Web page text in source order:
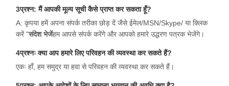
3प्रश्न: मैं आपकी मूल्य सूची कैसे प्राप्त कर सकता हूँ?
A: कृपया हमें अपना संपर्क तरीका छोड़ दें जैसे ईमेल/MSN/Skype/ या क्लिक
करें "संदेश भेजेंहम आपसे संपर्क करेंगे और आपको हमारे उद्धरण पत्रक भेजेंगे।
4प्रश्नः क्या आप हमारे लिए परिवहन की व्यवस्था कर सकते हैं?
एकः हाँ, हम समुद्र या हवा से परिवहन की व्यवस्था कर सकते हैं।